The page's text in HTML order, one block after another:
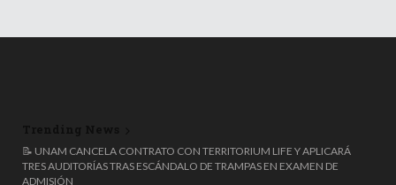
📝 UNAM CANCELA CONTRATO CON TERRITORIUM LIFE Y APLICARÁ
TRES AUDITORÍAS TRAS ESCÁNDALO DE TRAMPAS EN EXAMEN DE
ADMISIÓN
🚴😳 POLÉMICA EN EL TOUR DE FRANCIA FEMENINO POR LOS
CONTROLES A LOS SOSTENES